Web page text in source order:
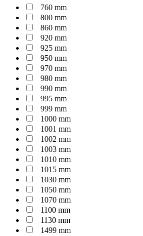
760 mm
800 mm
860 mm
920 mm
925 mm
950 mm
970 mm
980 mm
990 mm
995 mm
999 mm
1000 mm
1001 mm
1002 mm
1003 mm
1010 mm
1015 mm
1030 mm
1050 mm
1070 mm
1100 mm
1130 mm
1499 mm